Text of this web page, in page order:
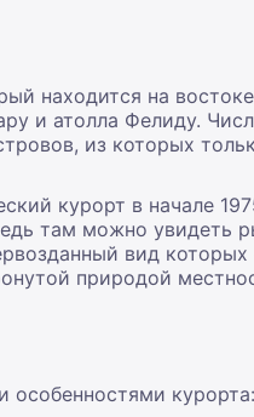
находится на востоке
и атолла Фелиду.
из которых
курорт в начале
там можно увидеть
вид которых
природой
особенностями курорта: